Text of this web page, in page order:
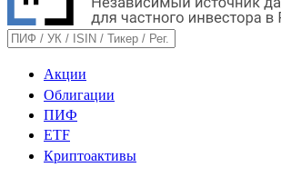
Акции
Облигации
ПИФ
ETF
Криптоактивы